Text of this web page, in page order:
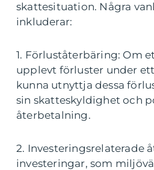
skattesituation. Några
inkluderar:
1. Förluståterbäring: Om
upplevt förluster under
kunna utnyttja dessa
sin skatteskyldighet och
återbetalning.
2. Investeringsrelaterade
investeringar, som